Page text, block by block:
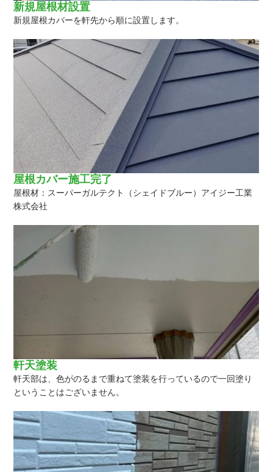
新規屋根材設置
新規屋根カバーを軒先から順に設置します。
屋根カバー施工完了
屋根材：スーパーガルテクト（シェイドブルー）アイジー工業
株式会社
軒天塗装
軒天部は、色がのるまで重ねて塗装を行っているので一回塗り
ということはございません。